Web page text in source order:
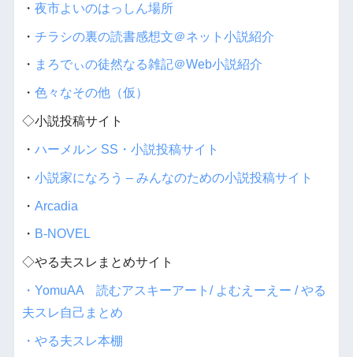
・ 夜市よいのはっしん場所
・ チラシの裏の読書感想文＠ネット小説紹介
・ まろでぃの徒然なる雑記＠Web小説紹介
・ 色々なその他（仮）
◇小説投稿サイト
・ ハーメルン SS・小説投稿サイト
・ 小説家になろう – みんなのための小説投稿サイト
・ Arcadia
・ B-NOVEL
◇やる夫スレまとめサイト
・YomuAA 読むアスキーアート/ よむえーえー / やる
夫スレ自己まとめ
・やる夫スレ本棚